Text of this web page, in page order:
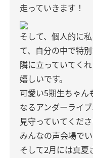
走っていきます！
そして、個人的に
て、自分の中で特
隣に立っていてく
嬉しいです。
可愛い5期生ちゃん
なるアンダーライ
見守っていてくださ
みんなの声会場で
そして2月には真夏